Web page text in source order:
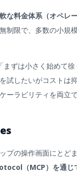
な料金体系 （オペレ
制限で、多数の小規
ずは小さく始めて
試したいがコストは
ーラビリティを両立
プの操作画面にとどま
（MCP）を通じ